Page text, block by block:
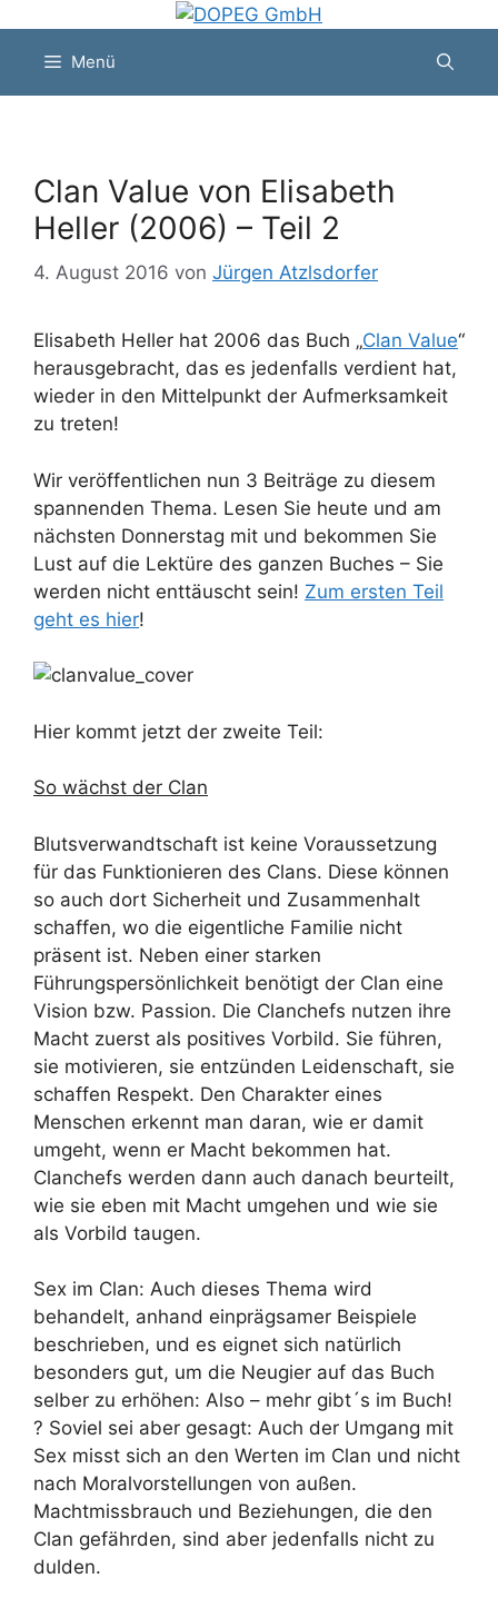
springenMenü
Clan Value von Elisabeth
Heller (2006) – Teil 2
4. August 2016 von Jürgen Atzlsdorfer
Elisabeth Heller hat 2006 das Buch „Clan Value“
herausgebracht, das es jedenfalls verdient hat,
wieder in den Mittelpunkt der Aufmerksamkeit
zu treten!
Wir veröffentlichen nun 3 Beiträge zu diesem
spannenden Thema. Lesen Sie heute und am
nächsten Donnerstag mit und bekommen Sie
Lust auf die Lektüre des ganzen Buches – Sie
werden nicht enttäuscht sein! Zum ersten Teil
geht es hier!
Hier kommt jetzt der zweite Teil:
So wächst der Clan
Blutsverwandtschaft ist keine Voraussetzung
für das Funktionieren des Clans. Diese können
so auch dort Sicherheit und Zusammenhalt
schaffen, wo die eigentliche Familie nicht
präsent ist. Neben einer starken
Führungspersönlichkeit benötigt der Clan eine
Vision bzw. Passion. Die Clanchefs nutzen ihre
Macht zuerst als positives Vorbild. Sie führen,
sie motivieren, sie entzünden Leidenschaft, sie
schaffen Respekt. Den Charakter eines
Menschen erkennt man daran, wie er damit
umgeht, wenn er Macht bekommen hat.
Clanchefs werden dann auch danach beurteilt,
wie sie eben mit Macht umgehen und wie sie
als Vorbild taugen.
Sex im Clan: Auch dieses Thema wird
behandelt, anhand einprägsamer Beispiele
beschrieben, und es eignet sich natürlich
besonders gut, um die Neugier auf das Buch
selber zu erhöhen: Also – mehr gibt´s im Buch!
? Soviel sei aber gesagt: Auch der Umgang mit
Sex misst sich an den Werten im Clan und nicht
nach Moralvorstellungen von außen.
Machtmissbrauch und Beziehungen, die den
Clan gefährden, sind aber jedenfalls nicht zu
dulden.